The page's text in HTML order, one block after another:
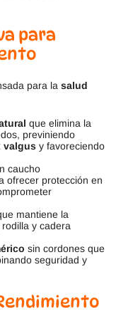
para
para la salud
que elimina la
previniendo
valgus y favoreciendo
caucho
ofrecer protección en
mantiene la
y cadera
sin cordones que
seguridad y